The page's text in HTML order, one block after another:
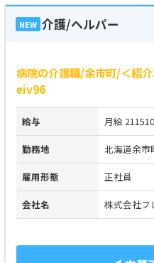
NEW 介護/ヘルパー
病院の介護職/余市町/＜紹
eiv96
給与 月給
勤務地 北海道余市
雇用形態 正社員
会社名 株式会社フ